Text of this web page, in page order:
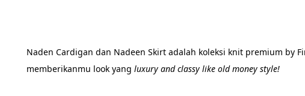
Naden Cardigan dan Nadeen Skirt adalah koleksi knit premium by
memberikanmu look yang luxury and classy like old money style!